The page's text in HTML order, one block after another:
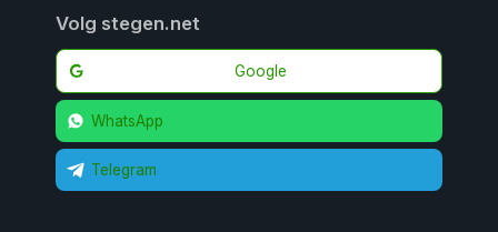
Volg stegen.net
Google
WhatsApp
Telegram